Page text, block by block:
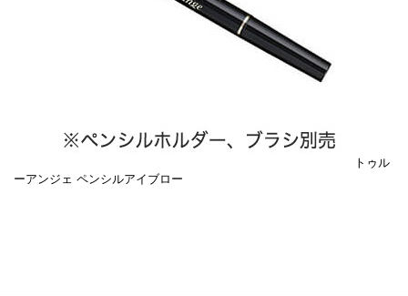
トゥル
ーアンジェ ペンシルアイブロー